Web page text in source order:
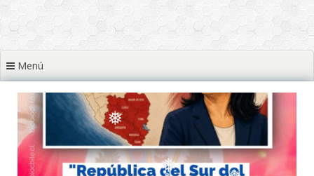
❅ ❅
❅
❅
❅
❅
Menú